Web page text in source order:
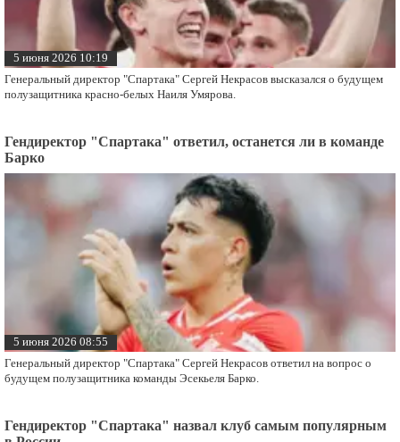
5 июня 2026 10:19
Генеральный директор "Спартака" Сергей Некрасов высказался о будущем
полузащитника красно-белых Наиля Умярова.
Гендиректор "Спартака" ответил, останется ли в команде
Барко
5 июня 2026 08:55
Генеральный директор "Спартака" Сергей Некрасов ответил на вопрос о
будущем полузащитника команды Эсекьеля Барко.
Гендиректор "Спартака" назвал клуб самым популярным